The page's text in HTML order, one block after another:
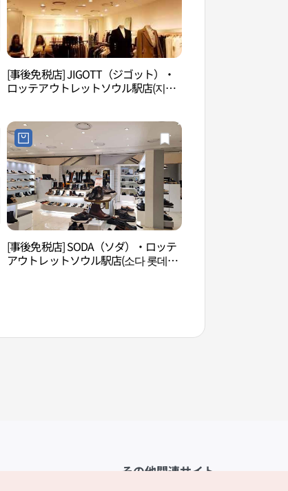
[事後免税店] JIGOTT（ジゴット）・
ロッテアウトレットソウル駅店(지고
[事後免税店] SODA（ソダ）・ロッテ
アウトレットソウル駅店(소다 롯데아
その他関連サイト